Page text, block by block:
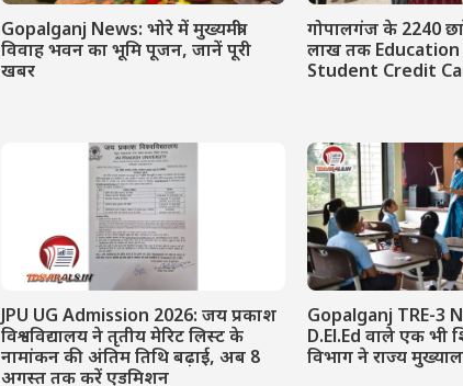
Gopalganj News: भोरे में मुख्यमंत्री
विवाह भवन का भूमि पूजन, जानें पूरी
खबर
गोपालगंज के 2240
लाख तक Education
Student Credit
JPU UG Admission 2026: जय प्रकाश
विश्वविद्यालय ने तृतीय मेरिट लिस्ट के
नामांकन की अंतिम तिथि बढ़ाई, अब 8
अगस्त तक करें एडमिशन
Gopalganj TRE-3
D.El.Ed वाले एक भी
विभाग ने राज्य